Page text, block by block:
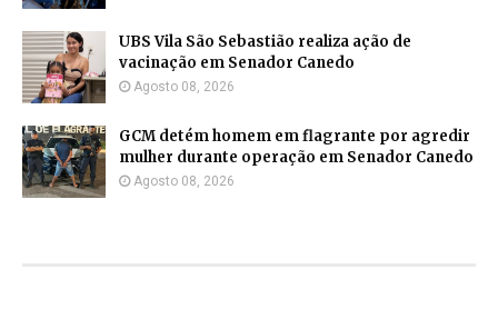
UBS Vila São Sebastião realiza ação de
vacinação em Senador Canedo
Agosto 08, 2026
GCM detém homem em flagrante por agredir
mulher durante operação em Senador Canedo
Agosto 08, 2026